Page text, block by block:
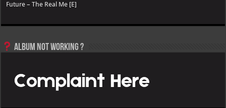
Future – The Real Me [E]
Album not Working ?